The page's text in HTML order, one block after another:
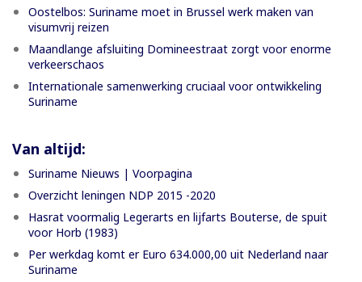
Oostelbos: Suriname moet in Brussel werk maken van
visumvrij reizen
Maandlange afsluiting Domineestraat zorgt voor enorme
verkeerschaos
Internationale samenwerking cruciaal voor ontwikkeling
Suriname
Van altijd:
Suriname Nieuws | Voorpagina
Overzicht leningen NDP 2015 -2020
Hasrat voormalig Legerarts en lijfarts Bouterse, de spuit
voor Horb (1983)
Per werkdag komt er Euro 634.000,00 uit Nederland naar
Suriname